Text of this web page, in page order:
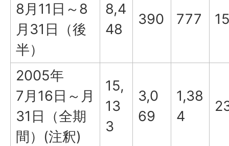
8月11日～8
月31日（後
半）
8,4
48
390 777
2005年
7月16日～月
31日（全期
間）(注釈)
15,
13
3
3,0
69
1,38
4